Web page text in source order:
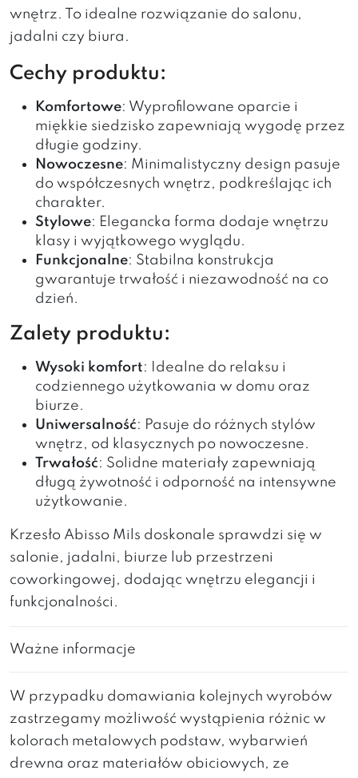
wnętrz. To idealne rozwiązanie do salonu,
jadalni czy biura.
Cechy produktu:
Komfortowe: Wyprofilowane oparcie i
miękkie siedzisko zapewniają wygodę przez
długie godziny.
Nowoczesne: Minimalistyczny design pasuje
do współczesnych wnętrz, podkreślając ich
charakter.
Stylowe: Elegancka forma dodaje wnętrzu
klasy i wyjątkowego wyglądu.
Funkcjonalne: Stabilna konstrukcja
gwarantuje trwałość i niezawodność na co
dzień.
Zalety produktu:
Wysoki komfort: Idealne do relaksu i
codziennego użytkowania w domu oraz
biurze.
Uniwersalność: Pasuje do różnych stylów
wnętrz, od klasycznych po nowoczesne.
Trwałość: Solidne materiały zapewniają
długą żywotność i odporność na intensywne
użytkowanie.
Krzesło Abisso Mils doskonale sprawdzi się w
salonie, jadalni, biurze lub przestrzeni
coworkingowej, dodając wnętrzu elegancji i
funkcjonalności.
Ważne informacje
W przypadku domawiania kolejnych wyrobów
zastrzegamy możliwość wystąpienia różnic w
kolorach metalowych podstaw, wybarwień
drewna oraz materiałów obiciowych, ze